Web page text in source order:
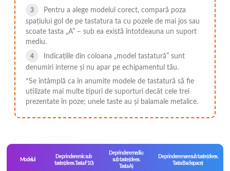
Pentru a alege modelul corect, compară poza
spațiului gol de pe tastatura ta cu pozele de mai jos sau
scoate tasta „A” – sub ea există întotdeauna un suport
mediu.
Indicațiile din coloana „model tastatură” sunt
denumiri interne și nu apar pe echipamentul tău.
*Se întâmplă ca în anumite modele de tastatură să fie
utilizate mai multe tipuri de suporturi decât cele trei
prezentate în poze; unele taste au și balamale metalice.
Modelul
De prindere mic sub
taste (de ex. Tasta F10)
De prindere mediu
sub taste (de ex.
Tasta A)
De prindere mare sub taste (de ex.
Tasta Backspace)